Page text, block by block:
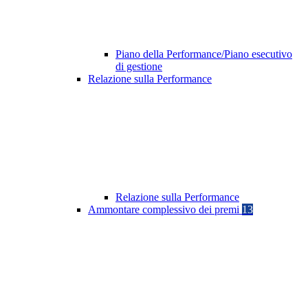
Piano della Performance/Piano esecutivo
di gestione
Relazione sulla Performance
Relazione sulla Performance
Ammontare complessivo dei premi 13